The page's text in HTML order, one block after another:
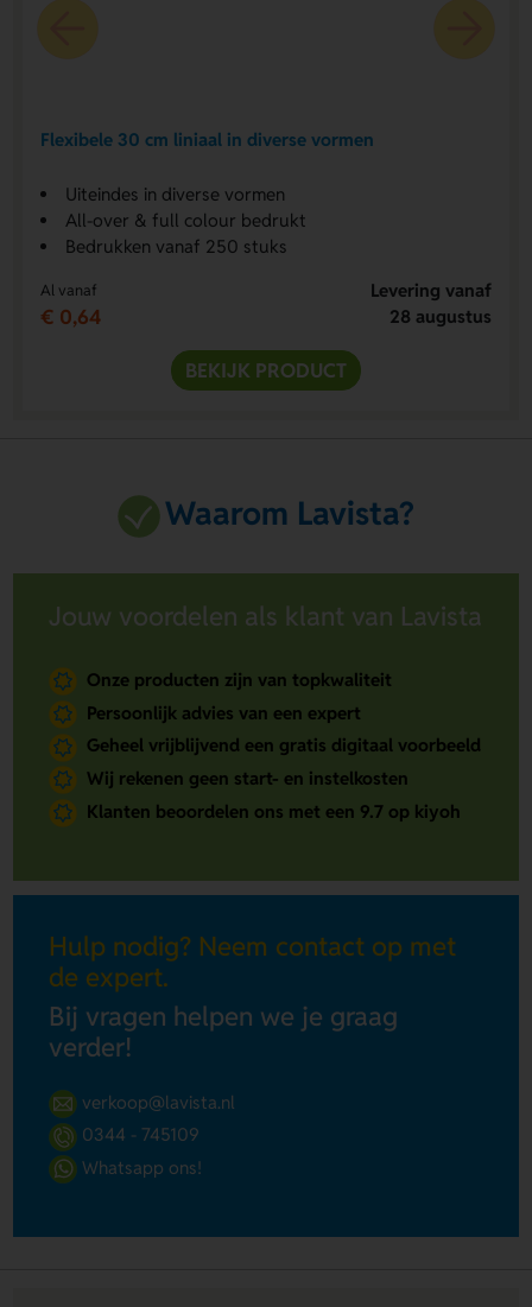
Flexibele 30 cm liniaal in diverse vormen
Uiteindes in diverse vormen
All-over & full colour bedrukt
Bedrukken vanaf 250 stuks
Al vanaf
€ 0,64
Levering vanaf
28 augustus
BEKIJK PRODUCT
Waarom Lavista?
Jouw voordelen als klant van Lavista
Onze producten zijn van topkwaliteit
Persoonlijk advies van een expert
Geheel vrijblijvend een gratis digitaal voorbeeld
Wij rekenen geen start- en instelkosten
Klanten beoordelen ons met een 9.7 op kiyoh
Hulp nodig? Neem contact op met
de expert.
Bij vragen helpen we je graag
verder!
verkoop@lavista.nl
0344 - 745109
Whatsapp ons!